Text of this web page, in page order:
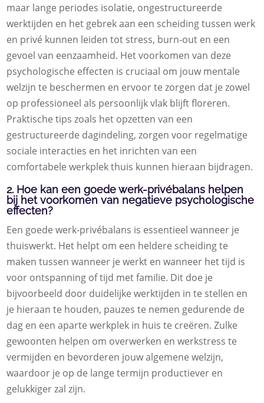
maar lange periodes isolatie, ongestructureerde
werktijden en het gebrek aan een scheiding tussen werk
en privé kunnen leiden tot stress, burn-out en een
gevoel van eenzaamheid. Het voorkomen van deze
psychologische effecten is cruciaal om jouw mentale
welzijn te beschermen en ervoor te zorgen dat je zowel
op professioneel als persoonlijk vlak blijft floreren.
Praktische tips zoals het opzetten van een
gestructureerde dagindeling, zorgen voor regelmatige
sociale interacties en het inrichten van een
comfortabele werkplek thuis kunnen hieraan bijdragen.
2. Hoe kan een goede werk-privébalans helpen
bij het voorkomen van negatieve psychologische
effecten?
Een goede werk-privébalans is essentieel wanneer je
thuiswerkt. Het helpt om een heldere scheiding te
maken tussen wanneer je werkt en wanneer het tijd is
voor ontspanning of tijd met familie. Dit doe je
bijvoorbeeld door duidelijke werktijden in te stellen en
je hieraan te houden, pauzes te nemen gedurende de
dag en een aparte werkplek in huis te creëren. Zulke
gewoonten helpen om overwerken en werkstress te
vermijden en bevorderen jouw algemene welzijn,
waardoor je op de lange termijn productiever en
gelukkiger zal zijn.